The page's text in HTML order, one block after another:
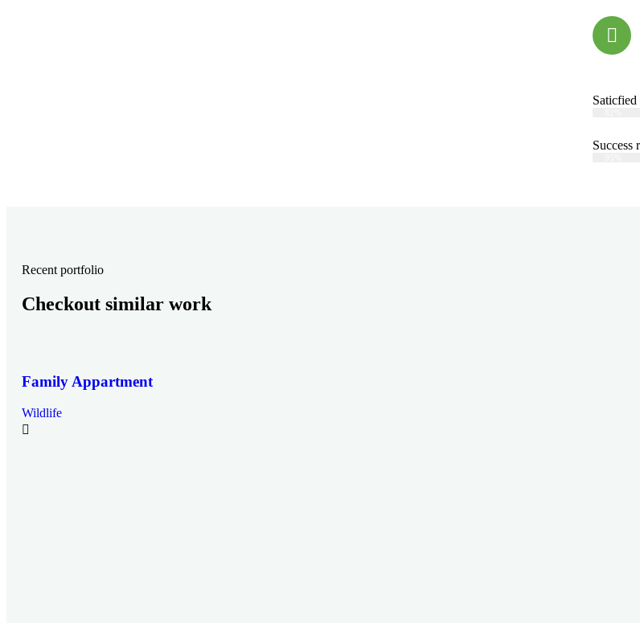
Success
Recent portfolio
Checkout similar work
Family Appartment
Wildlife